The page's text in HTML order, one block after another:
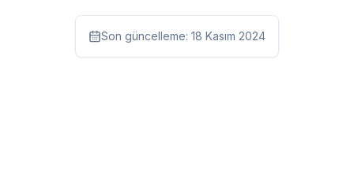
Son güncelleme: 18 Kasım 2024